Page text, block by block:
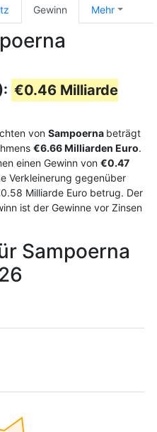
Gewinn Mehr
€0.46 Milliarde
von Sampoerna beträgt
€6.66 Milliarden Euro.
einen Gewinn von €0.47
Verkleinerung gegenüber
Milliarde Euro betrug. Der
ist der Gewinne vor Zinsen
Sampoerna